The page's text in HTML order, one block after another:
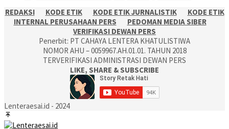
REDAKSI
KODE ETIK KODE ETIK JURNALISTIK
KODE ETIK
INTERNAL PERUSAHAAN PERS
PEDOMAN MEDIA SIBER
VERIFIKASI DEWAN PERS
Penerbit: PT CAHAYA LENTERA KHATULISTIWA
NOMOR AHU – 0059967.AH.01.01. TAHUN 2018
TERVERIFIKASI ADMINISTRASI DEWAN PERS
LIKE, SHARE & SUBSCRIBE
Lenteraesai.id - 2024